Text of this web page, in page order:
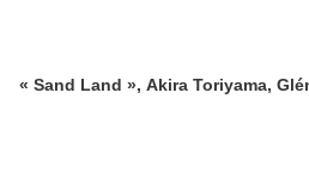
« Sand Land », Akira Toriyama,